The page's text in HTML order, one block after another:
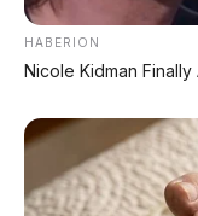
✅
✅
HABERION
Nicole Kidman